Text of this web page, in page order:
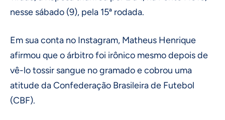
nesse sábado (9), pela 15ª rodada.
Em sua conta no Instagram, Matheus Henrique
afirmou que o árbitro foi irônico mesmo depois de
vê-lo tossir sangue no gramado e cobrou uma
atitude da Confederação Brasileira de Futebol
(CBF).